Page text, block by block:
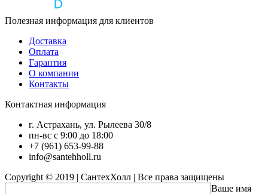
Полезная информация для клиентов
Доставка
Оплата
Гарантия
О компании
Контакты
Контактная информация
г. Астрахань, ул. Рылеева 30/8
пн-вс с 9:00 до 18:00
+7 (961) 653-99-88
info@santehholl.ru
Copyright © 2019 | СантехХолл | Все права защищены
Ваше имя